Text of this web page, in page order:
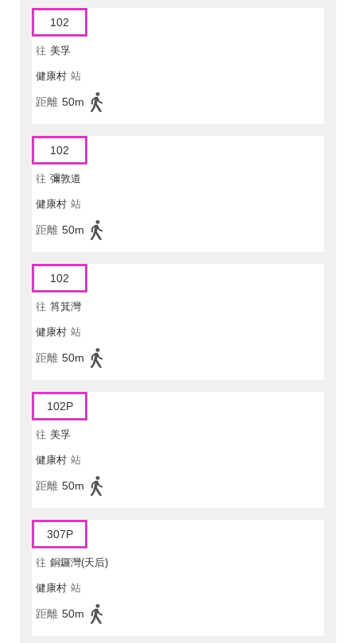
102
往 美孚
健康村 站
距離 50m
102
往 彌敦道
健康村 站
距離 50m
102
往 筲箕灣
健康村 站
距離 50m
102P
往 美孚
健康村 站
距離 50m
307P
往 銅鑼灣(天后)
健康村 站
距離 50m